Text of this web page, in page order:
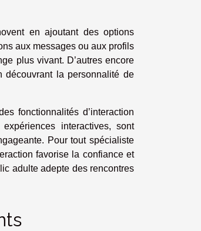
en ajoutant des options
aux messages ou aux profils
plus vivant. D’autres encore
découvrant la personnalité de
fonctionnalités d’interaction
interactives, sont
Pour tout spécialiste
favorise la confiance et
adulte adepte des rencontres